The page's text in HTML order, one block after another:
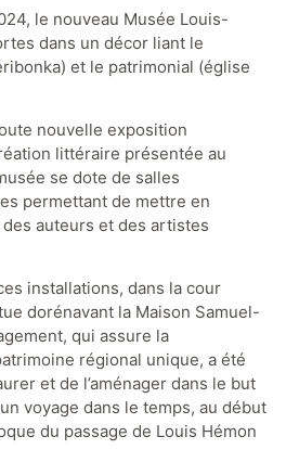
le nouveau Musée Louis-
dans un décor liant le
et le patrimonial (église
nouvelle exposition
littéraire présentée au
se dote de salles
permettant de mettre en
auteurs et des artistes
installations, dans la cour
dorénavant la Maison Samuel-
qui assure la
régional unique, a été
et de l’aménager dans le but
voyage dans le temps, au début
du passage de Louis Hémon